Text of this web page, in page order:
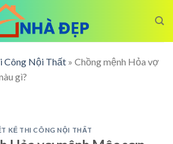
Công Nội Thất » Chồng mệnh Hỏa vợ
gì?
KẾ THI CÔNG NỘI THẤT